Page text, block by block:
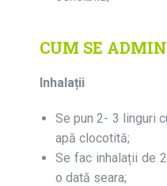
CUM SE
Inhalații
Se pun 2- 3 linguri
apă clocotită;
Se fac inhalații de
o dată seara;